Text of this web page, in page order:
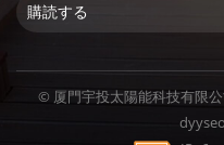
購読する
© 厦門宇投太陽能科技有限